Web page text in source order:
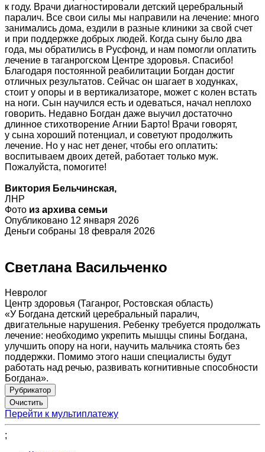
к году. Врачи диагностировали детский церебральный
паралич. Все свои силы мы направили на лечение: много
занимались дома, ездили в разные клиники за свой счет
и при поддержке добрых людей. Когда сыну было два
года, мы обратились в Русфонд, и нам помогли оплатить
лечение в таганрогском Центре здоровья. Спасибо!
Благодаря постоянной реабилитации Богдан достиг
отличных результатов. Сейчас он шагает в ходунках,
стоит у опоры и в вертикализаторе, может с колен встать
на ноги. Сын научился есть и одеваться, начал неплохо
говорить. Недавно Богдан даже выучил достаточно
длинное стихотворение Агнии Барто! Врачи говорят,
у сына хороший потенциал, и советуют продолжить
лечение. Но у нас нет денег, чтобы его оплатить:
воспитываем двоих детей, работает только муж.
Пожалуйста, помогите!
Виктория Бельчинская,
ЛНР
Фото из архива семьи
Опубликовано 12 января 2026
Деньги собраны 18 февраля 2026
Светлана Васильченко
Невролог
Центр здоровья (Таганрог, Ростовская область)
«У Богдана детский церебральный паралич,
двигательные нарушения. Ребенку требуется продолжать
лечение: необходимо укрепить мышцы спины Богдана,
улучшить опору на ноги, научить мальчика стоять без
поддержки. Помимо этого наши специалисты будут
работать над речью, развивать когнитивные способности
Богдана».
Рубрикатор
Перейти к мультиплатежу
;